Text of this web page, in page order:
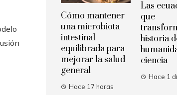
Cómo mantener
una microbiota
intestinal
equilibrada para
mejorar la salud
general
Hace 17 horas
Las
que
historia
ciencia
Hace 1